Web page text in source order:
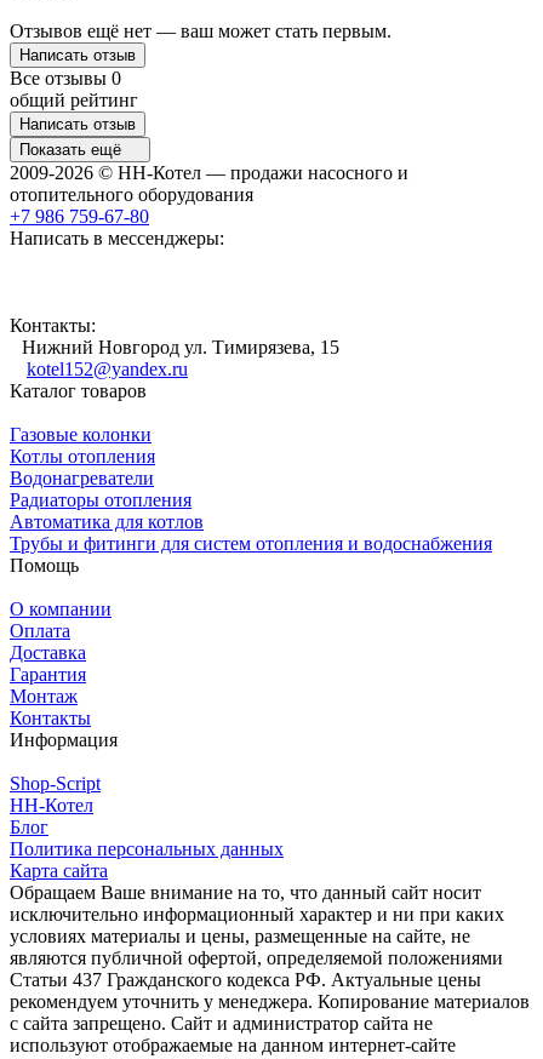
Отзывов ещё нет — ваш может стать первым.
Написать отзыв
Все отзывы 0
общий рейтинг
Написать отзыв
Показать ещё
2009-2026 © НН-Котел — продажи насосного и
отопительного оборудования
+7 986 759-67-80
Написать в мессенджеры:
Контакты:
Нижний Новгород ул. Тимирязева, 15
kotel152@yandex.ru
Каталог товаров
Газовые колонки
Котлы отопления
Водонагреватели
Радиаторы отопления
Автоматика для котлов
Трубы и фитинги для систем отопления и водоснабжения
Помощь
О компании
Оплата
Доставка
Гарантия
Монтаж
Контакты
Информация
Shop-Script
НН-Котел
Блог
Политика персональных данных
Карта сайта
Обращаем Ваше внимание на то, что данный сайт носит
исключительно информационный характер и ни при каких
условиях материалы и цены, размещенные на сайте, не
являются публичной офертой, определяемой положениями
Статьи 437 Гражданского кодекса РФ. Актуальные цены
рекомендуем уточнить у менеджера. Копирование материалов
с сайта запрещено. Сайт и администратор сайта не
используют отображаемые на данном интернет-сайте